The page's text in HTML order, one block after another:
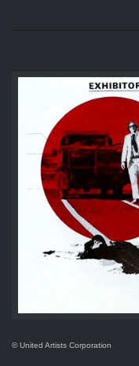
© United Artists Corporation